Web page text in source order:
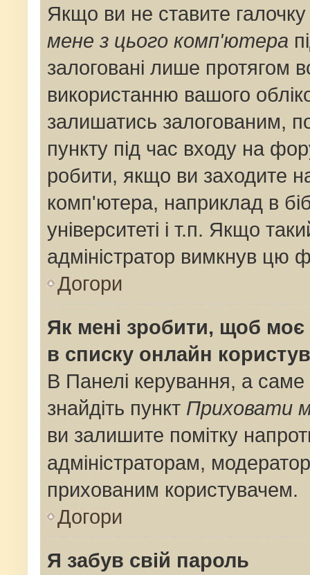
Якщо ви не ставите
мене з цього комп'ютера
залоговані лише протягом
використанню вашого
залишатись залогованим,
пункту під час входу на
робити, якщо ви заходите
комп'ютера, наприклад в
університеті і т.п. Якщо
адміністратор вимкнув цю
Догори
Як мені зробити, щоб моє
в списку онлайн
В Панелі керування, а
знайдіть пункт Приховати
ви залишите помітку
адміністраторам,
прихованим користувачем.
Догори
Я забув свій пароль